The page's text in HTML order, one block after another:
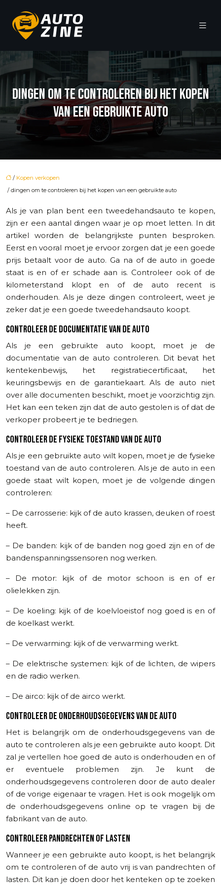
DINGEN OM TE CONTROLEREN BIJ HET KOPEN
VAN EEN GEBRUIKTE AUTO
/ Kopen verkopen
/ dingen om te controleren bij het kopen van een gebruikte auto
Als je van plan bent een tweedehandsauto te kopen,
zijn er een aantal dingen waar je op moet letten. In dit
artikel worden de belangrijkste punten besproken.
Eerst en vooral moet je ervoor zorgen dat je een goede
prijs betaalt voor de auto. Ga na of de auto in goede
staat is en of er schade aan is. Controleer ook of de
kilometerstand klopt en of de auto recent is
onderhouden. Als je deze dingen controleert, weet je
zeker dat je een goede tweedehandsauto koopt.
CONTROLEER DE DOCUMENTATIE VAN DE AUTO
Als je een gebruikte auto koopt, moet je de
documentatie van de auto controleren. Dit bevat het
kentekenbewijs, het registratiecertificaat, het
keuringsbewijs en de garantiekaart. Als de auto niet
over alle documenten beschikt, moet je voorzichtig zijn.
Het kan een teken zijn dat de auto gestolen is of dat de
verkoper probeert je te bedriegen.
CONTROLEER DE FYSIEKE TOESTAND VAN DE AUTO
Als je een gebruikte auto wilt kopen, moet je de fysieke
toestand van de auto controleren. Als je de auto in een
goede staat wilt kopen, moet je de volgende dingen
controleren:
– De carrosserie: kijk of de auto krassen, deuken of roest
heeft.
– De banden: kijk of de banden nog goed zijn en of de
bandenspanningssensoren nog werken.
– De motor: kijk of de motor schoon is en of er
olielekken zijn.
– De koeling: kijk of de koelvloeistof nog goed is en of
de koelkast werkt.
– De verwarming: kijk of de verwarming werkt.
– De elektrische systemen: kijk of de lichten, de wipers
en de radio werken.
– De airco: kijk of de airco werkt.
CONTROLEER DE ONDERHOUDSGEGEVENS VAN DE AUTO
Het is belangrijk om de onderhoudsgegevens van de
auto te controleren als je een gebruikte auto koopt. Dit
zal je vertellen hoe goed de auto is onderhouden en of
er eventuele problemen zijn. Je kunt de
onderhoudsgegevens controleren door de auto dealer
of de vorige eigenaar te vragen. Het is ook mogelijk om
de onderhoudsgegevens online op te vragen bij de
fabrikant van de auto.
CONTROLEER PANDRECHTEN OF LASTEN
Wanneer je een gebruikte auto koopt, is het belangrijk
om te controleren of de auto vrij is van pandrechten of
lasten. Dit kan je doen door het kenteken op te zoeken